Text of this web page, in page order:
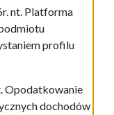
nt. Platforma
profilu
Opodatkowanie
dochodów